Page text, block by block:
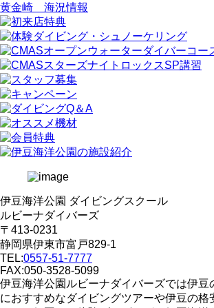
黄金崎 海況情報
伊豆海洋公園 ダイビングスクール
ルビーナダイバーズ
〒413-0231
静岡県伊東市富戸829-1
TEL:0557-51-7777
FAX:050-3528-5099
伊豆海洋公園ルビーナダイバーズでは伊豆
におすすめなダイビングツアーや伊豆の格